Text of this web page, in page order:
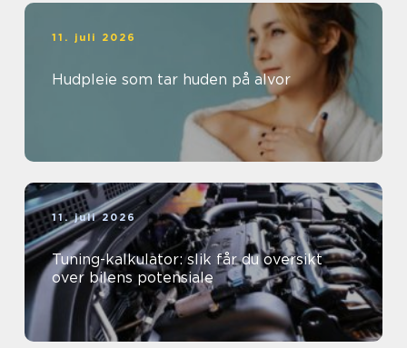
11. juli 2026
Hudpleie som tar huden på alvor
11. juli 2026
Tuning-kalkulator: slik får du oversikt
over bilens potensiale